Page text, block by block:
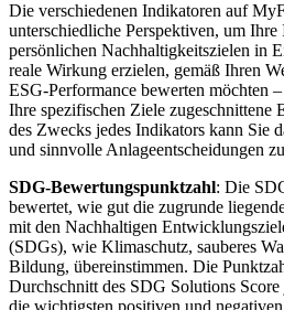
Die verschiedenen Indikatoren auf
unterschiedliche Perspektiven, um
persönlichen Nachhaltigkeitszielen in
reale Wirkung erzielen, gemäß Ihren
ESG-Performance bewerten möchten
Ihre spezifischen Ziele zugeschnittene
des Zwecks jedes Indikators kann Sie
und sinnvolle Anlageentscheidungen
SDG-Bewertungspunktzahl: Die
bewertet, wie gut die zugrunde
mit den Nachhaltigen
(SDGs), wie Klimaschutz, sauberes
Bildung, übereinstimmen. Die
Durchschnitt des SDG Solutions